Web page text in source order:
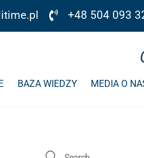
+48 504 093
BAZA WIEDZY MEDIA O